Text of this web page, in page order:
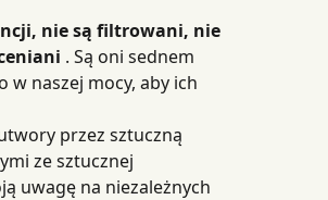
nie są filtrowani, nie
. Są oni sednem
w naszej mocy, aby ich
przez sztuczną
ze sztucznej
uwagę na niezależnych